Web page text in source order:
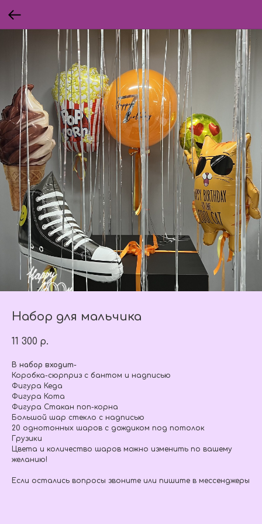
Набор для мальчика
11 300 р.
В набор входит-
Коробка-сюрприз с бантом и надписью
Фигура Кеда
Фигура Кота
Фигура Стакан поп-корна
Большой шар стекло с надписью
20 однотонных шаров с дождиком под потолок
Грузики
Цвета и количество шаров можно изменить по вашему
желанию!
Если остались вопросы звоните или пишите в мессенджеры